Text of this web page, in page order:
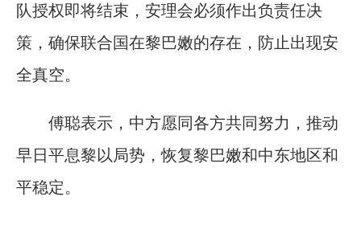
队授权即将结束，安理会必须作出负责任决
策，确保联合国在黎巴嫩的存在，防止出现安
全真空。
傅聪表示，中方愿同各方共同努力，推动
早日平息黎以局势，恢复黎巴嫩和中东地区和
平稳定。